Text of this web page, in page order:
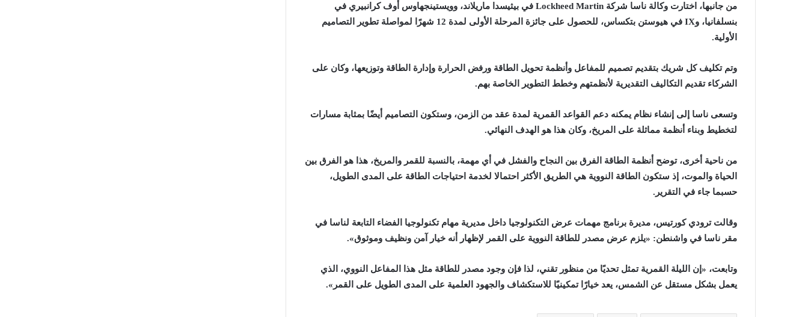
من جانبها، اختارت وكالة ناسا شركة Lockheed Martin في بيثيسدا ماريلاند، وويستينجهاوس أوف كرانبيري في
بنسلفانيا، وIX في هيوستن بتكساس، للحصول على جائزة المرحلة الأولى لمدة 12 شهرًا لمواصلة تطوير التصاميم
الأولية.
وتم تكليف كل شريك بتقديم تصميم للمفاعل وأنظمة تحويل الطاقة ورفض الحرارة وإدارة الطاقة وتوزيعها، وكان على
الشركاء تقديم التكاليف التقديرية لأنظمتهم وخطط التطوير الخاصة بهم.
وتسعى ناسا إلى إنشاء نظام يمكنه دعم القواعد القمرية لمدة عقد من الزمن، وستكون التصاميم أيضًا بمثابة مسارات
لتخطيط وبناء أنظمة مماثلة على المريخ، وكان هذا هو الهدف النهائي.
من ناحية أخرى، توضح أنظمة الطاقة الفرق بين النجاح والفشل في أي مهمة، بالنسبة للقمر والمريخ، هذا هو الفرق بين
الحياة والموت، إذ ستكون الطاقة النووية هي الطريق الأكثر احتمالا لخدمة احتياجات الطاقة على المدى الطويل،
حسبما جاء في التقرير.
وقالت ترودي كورتيس، مديرة برنامج مهمات عرض التكنولوجيا داخل مديرية مهام تكنولوجيا الفضاء التابعة لناسا في
مقر ناسا في واشنطن: «يلزم عرض مصدر للطاقة النووية على القمر لإظهار أنه خيار آمن ونظيف وموثوق».
وتابعت، «إن الليلة القمرية تمثل تحديًا من منظور تقني، لذا فإن وجود مصدر للطاقة مثل هذا المفاعل النووي، الذي
يعمل بشكل مستقل عن الشمس، يعد خيارًا تمكينيًا للاستكشاف والجهود العلمية على المدى الطويل على القمر».